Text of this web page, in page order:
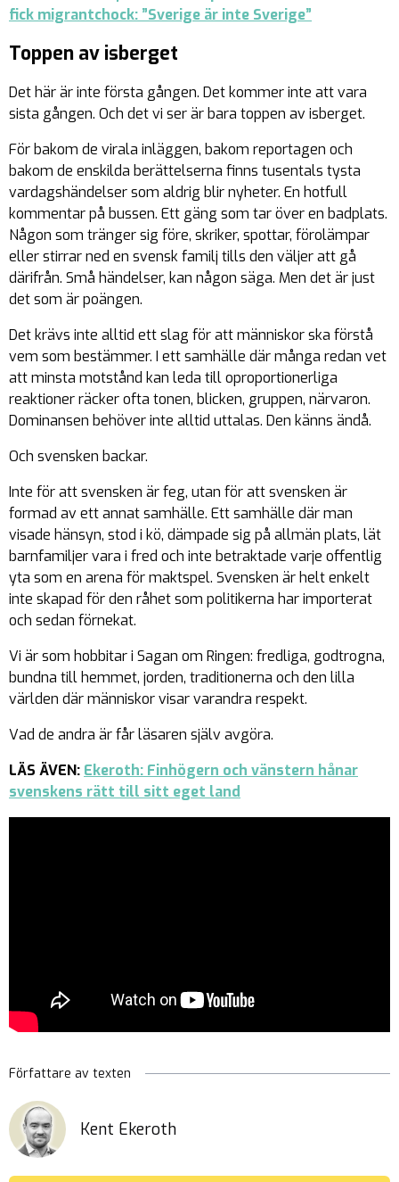
fick migrantchock: ”Sverige är inte Sverige”
Toppen av isberget
Det här är inte första gången. Det kommer inte att vara
sista gången. Och det vi ser är bara toppen av isberget.
För bakom de virala inläggen, bakom reportagen och
bakom de enskilda berättelserna finns tusentals tysta
vardagshändelser som aldrig blir nyheter. En hotfull
kommentar på bussen. Ett gäng som tar över en badplats.
Någon som tränger sig före, skriker, spottar, förolämpar
eller stirrar ned en svensk familj tills den väljer att gå
därifrån. Små händelser, kan någon säga. Men det är just
det som är poängen.
Det krävs inte alltid ett slag för att människor ska förstå
vem som bestämmer. I ett samhälle där många redan vet
att minsta motstånd kan leda till oproportionerliga
reaktioner räcker ofta tonen, blicken, gruppen, närvaron.
Dominansen behöver inte alltid uttalas. Den känns ändå.
Och svensken backar.
Inte för att svensken är feg, utan för att svensken är
formad av ett annat samhälle. Ett samhälle där man
visade hänsyn, stod i kö, dämpade sig på allmän plats, lät
barnfamiljer vara i fred och inte betraktade varje offentlig
yta som en arena för maktspel. Svensken är helt enkelt
inte skapad för den råhet som politikerna har importerat
och sedan förnekat.
Vi är som hobbitar i Sagan om Ringen: fredliga, godtrogna,
bundna till hemmet, jorden, traditionerna och den lilla
världen där människor visar varandra respekt.
Vad de andra är får läsaren själv avgöra.
LÄS ÄVEN: Ekeroth: Finhögern och vänstern hånar
svenskens rätt till sitt eget land
Författare av texten
Kent Ekeroth